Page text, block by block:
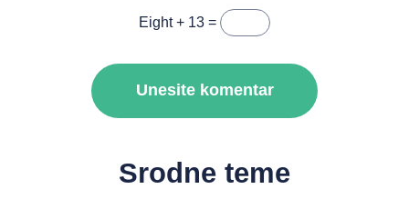
Eight + 13 =
Srodne teme